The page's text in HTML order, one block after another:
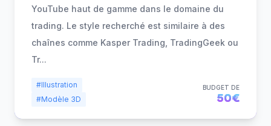
YouTube haut de gamme dans le domaine du
trading. Le style recherché est similaire à des
chaînes comme Kasper Trading, TradingGeek ou
Tr...
#Illustration
#Modèle 3D
BUDGET DE
50€